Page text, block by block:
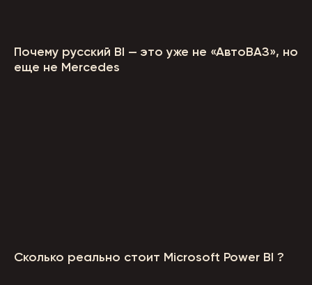
Почему русский BI — это уже не «АвтоВАЗ», но
еще не Mercedes
Сколько реально стоит Microsoft Power BI ?